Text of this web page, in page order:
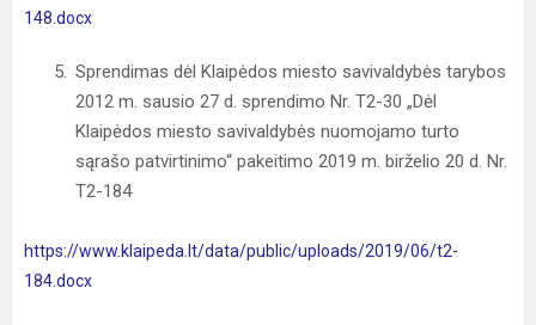
148.docx
Sprendimas dėl Klaipėdos miesto savivaldybės tarybos
2012 m. sausio 27 d. sprendimo Nr. T2-30 „Dėl
Klaipėdos miesto savivaldybės nuomojamo turto
sąrašo patvirtinimo“ pakeitimo 2019 m. birželio 20 d. Nr.
T2-184
https://www.klaipeda.lt/data/public/uploads/2019/06/t2-
184.docx